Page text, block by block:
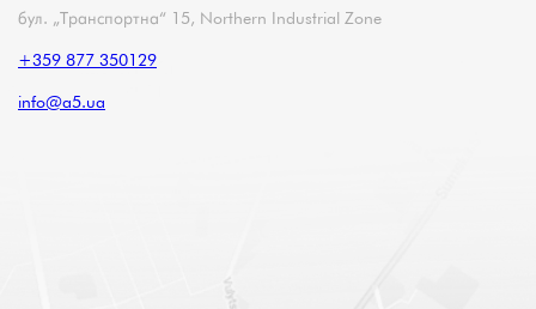
бул. „Транспортна“ 15, Northern Industrial Zone
+359 877 350129
info@a5.ua